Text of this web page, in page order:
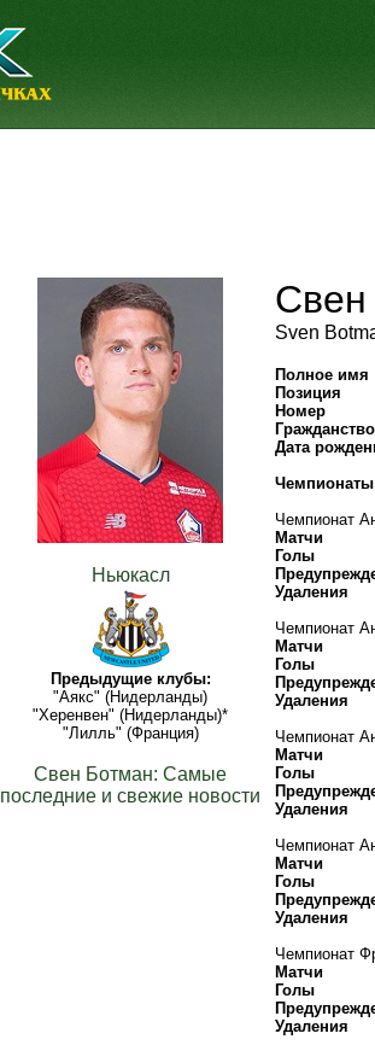
Ньюкасл
Предыдущие клубы:
"Аякс" (Нидерланды)
"Херенвен" (Нидерланды)*
"Лилль" (Франция)
Свен Ботман: Самые
последние и свежие новости
Свен
Sven
Полное имя
Позиция
Номер
Гражданство
Дата
Чемпионат
Матчи
Голы
Удаления
Чемпионат
Матчи
Голы
Удаления
Чемпионат
Матчи
Голы
Удаления
Чемпионат
Матчи
Голы
Удаления
Чемпионат
Матчи
Голы
Удаления